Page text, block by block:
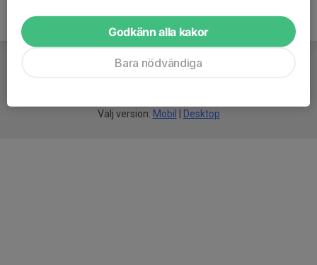
Välj version: Mobil Desktop
Godkänn alla kakor
Bara nödvändiga